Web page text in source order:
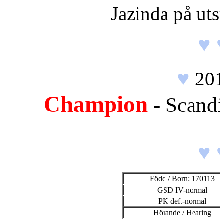
Jazinda på
♥
♥
Champion-
♥
Född / Born: 170113
GSD IV-normal
PK def.-normal
Hörande / Hearing